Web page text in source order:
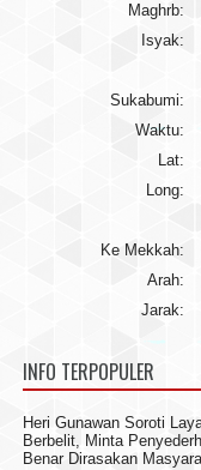
Maghrb:
Isyak:
Sukabumi:
Waktu:
Lat:
Long:
Ke Mekkah:
Arah:
Jarak:
INFO TERPOPULER
Heri Gunawan Soroti
Berbelit, Minta
Benar Dirasakan